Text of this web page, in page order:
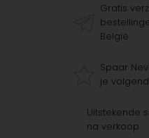
Gratis
België
Spaar
je
Uitstekende
na verkoop